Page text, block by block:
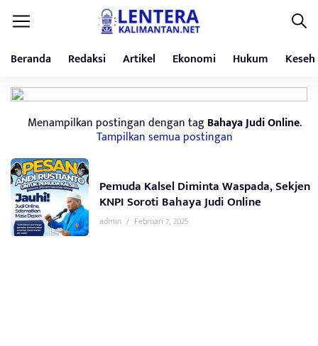
Beranda Redaksi Artikel Ekonomi Hukum
Menampilkan postingan dengan tagBahaya Judi Online.
Tampilkan semua postingan
Pemuda Kalsel Diminta Waspada, Sekjen
KNPI Soroti Bahaya Judi Online
admin / Februari 7, 2025